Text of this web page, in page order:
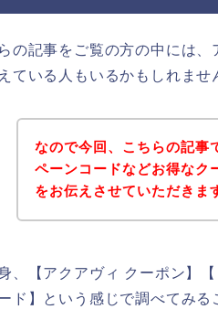
の記事をご覧の方の中には
ている人もいるかもしれませ
なので今回、こちらの記事
ペーンコードなどお得なク
をお伝えさせていただきま
、【アクアヴィ クーポン】
ド】という感じで調べてみる